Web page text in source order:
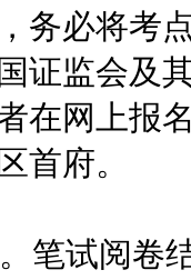
务必将考
证监会及
在网上报
首府。
试阅卷结